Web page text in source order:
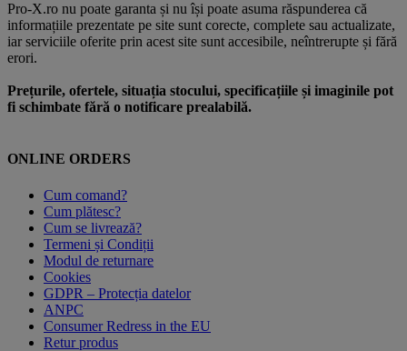
Pro-X.ro nu poate garanta și nu își poate asuma răspunderea că
informațiile prezentate pe site sunt corecte, complete sau actualizate,
iar serviciile oferite prin acest site sunt accesibile, neîntrerupte și fără
erori.
Prețurile, ofertele, situația stocului, specificațiile și imaginile pot
fi schimbate fără o notificare prealabilă.
ONLINE ORDERS
Cum comand?
Cum plătesc?
Cum se livrează?
Termeni și Condiții
Modul de returnare
Cookies
GDPR – Protecția datelor
ANPC
Consumer Redress in the EU
Retur produs